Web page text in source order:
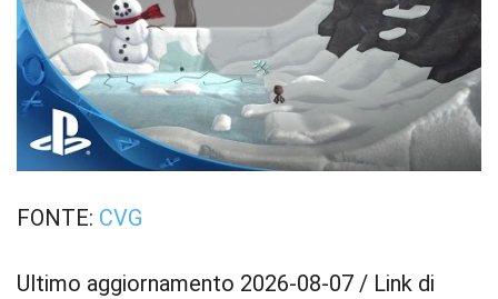
FONTE: CVG
Ultimo aggiornamento 2026-08-07 / Link di